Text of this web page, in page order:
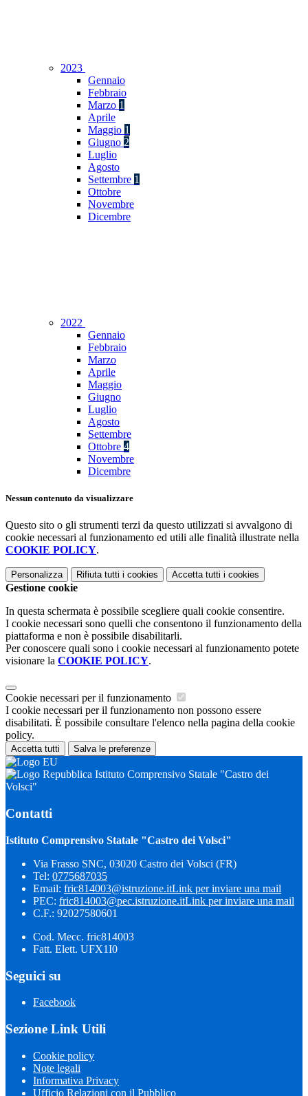
2023
Gennaio
Febbraio
Marzo 1
Aprile
Maggio 1
Giugno 2
Luglio
Agosto
Settembre 1
Ottobre
Novembre
Dicembre
2022
Gennaio
Febbraio
Marzo
Aprile
Maggio
Giugno
Luglio
Agosto
Settembre
Ottobre 4
Novembre
Dicembre
Nessun contenuto da visualizzare
Questo sito o gli strumenti terzi da questo utilizzati si avvalgono di
cookie necessari al funzionamento ed utili alle finalità illustrate nella
COOKIE POLICY.
Personalizza Rifiuta tutti i cookies Accetta tutti i cookies
Gestione cookie
In questa schermata è possibile scegliere quali cookie consentire.
I cookie necessari sono quelli che consentono il funzionamento della
piattaforma e non è possibile disabilitarli.
Per conoscere quali sono i cookie necessari al funzionamento potete
visionare la COOKIE POLICY.
Cookie necessari per il funzionamento
I cookie necessari per il funzionamento non possono essere
disabilitati. È possibile consultare l'elenco nella pagina della cookie
policy.
Accetta tutti Salva le preferenze
Istituto Comprensivo Statale "Castro dei
Volsci"
Contatti
Istituto Comprensivo Statale "Castro dei Volsci"
Via Frasso SNC, 03020 Castro dei Volsci (FR)
Tel: 0775687035
Email: fric814003@istruzione.itLink per inviare una mail
PEC: fric814003@pec.istruzione.itLink per inviare una mail
C.F.: 92027580601
Cod. Mecc. fric814003
Fatt. Elett. UFX1I0
Seguici su
Facebook
Sezione Link Utili
Cookie policy
Note legali
Informativa Privacy
Ufficio Relazioni con il Pubblico